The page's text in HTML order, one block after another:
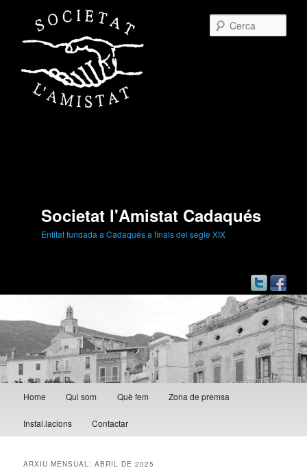
Societat l'Amistat Cadaqués
Entitat fundada a Cadaqués a finals del segle XIX
Aneu al contingut principal
Aneu al contingut secundari
Home Qui som Què fem Zona de premsa
Instal.lacions Contactar
ARXIU MENSUAL:ABRIL DE 2025